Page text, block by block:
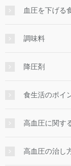
血圧を下げる
調味料
降圧剤
食生活のポイ
高血圧に関す
高血圧の治し